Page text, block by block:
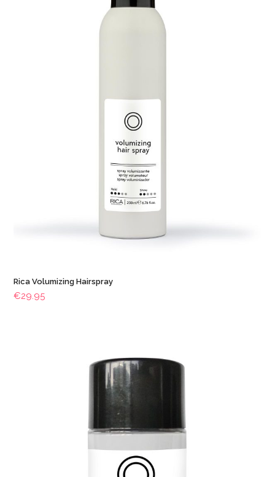
Rica Volumizing Hairspray
€29.95